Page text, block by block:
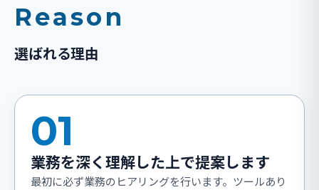
Reason
選ばれる理由
01
業務を深く理解した上で提案します
最初に必ず業務のヒアリングを行います。ツールあり